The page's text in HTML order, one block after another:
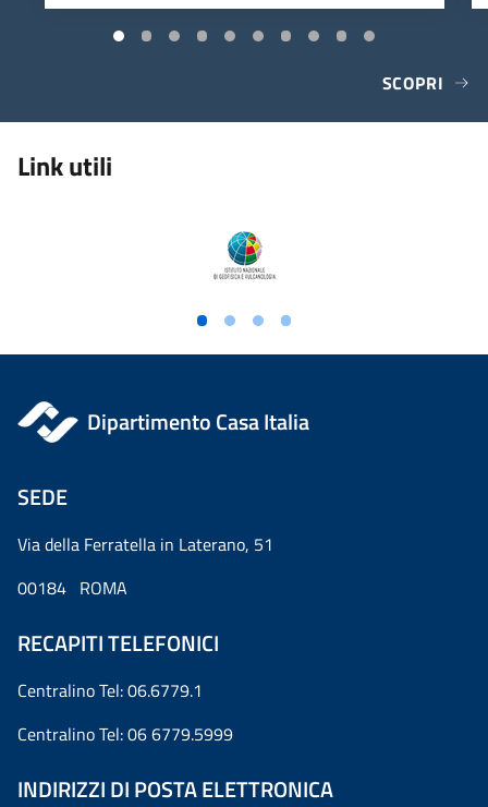
SCOPRI
Link utili
Dipartimento Casa Italia
SEDE
Via della Ferratella in Laterano, 51
00184 ROMA
RECAPITI TELEFONICI
Centralino Tel: 06.6779.1
Centralino Tel: 06 6779.5999
INDIRIZZI DI POSTA ELETTRONICA